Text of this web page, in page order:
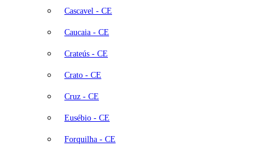
Cascavel - CE
Caucaia - CE
Crateús - CE
Crato - CE
Cruz - CE
Eusébio - CE
Forquilha - CE